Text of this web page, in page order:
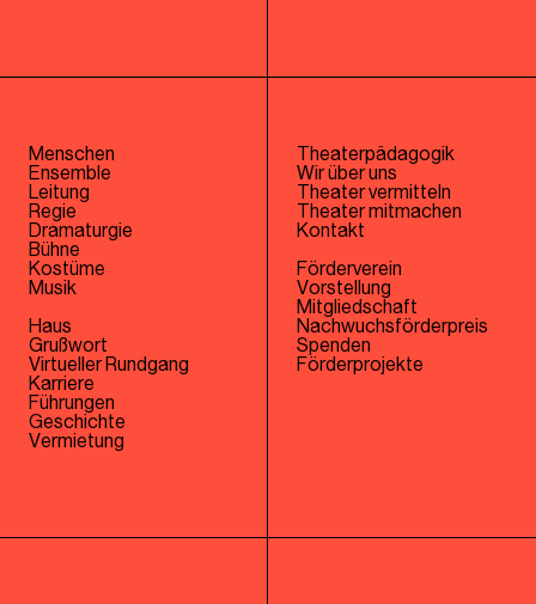
Menschen
Ensemble
Leitung
Regie
Dramaturgie
Bühne
Kostüme
Musik
Haus
Grußwort
Virtueller Rundgang
Karriere
Führungen
Geschichte
Vermietung
Theaterpädagogik
Wir über uns
Theater vermitteln
Theater mitmachen
Kontakt
Förderverein
Vorstellung
Mitgliedschaft
Nachwuchsförderpreis
Spenden
Förderprojekte